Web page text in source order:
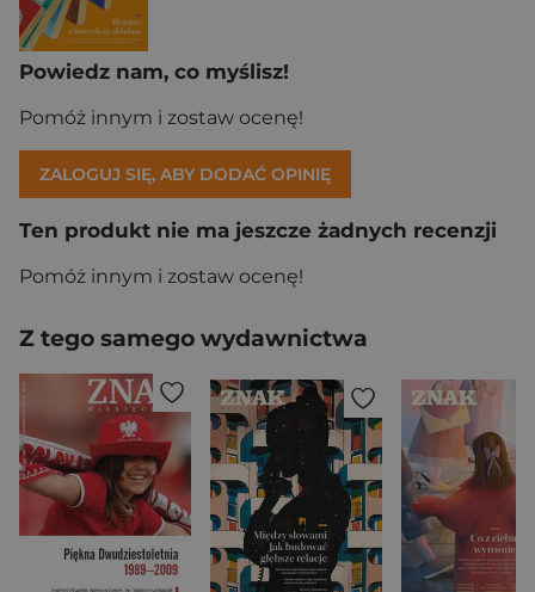
Powiedz nam, co myślisz!
Pomóż innym i zostaw ocenę!
ZALOGUJ SIĘ, ABY DODAĆ OPINIĘ
Ten produkt nie ma jeszcze żadnych recenzji
Pomóż innym i zostaw ocenę!
Z tego samego wydawnictwa